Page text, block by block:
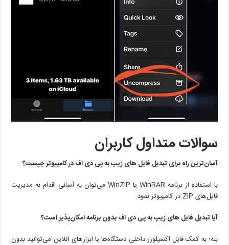
سوالات متداول کاربران
آسان‌ترین راه برای تبدیل فایل های زیپ به پی دی اف در کامپیوتر چیست؟
با استفاده از برنامه WinRAR یا WinZIP می‌توان به آسانی اقدام به مدیریت
فایل‌های ZIP در کامپیوتر نمود.
آیا تبدیل فایل های زیپ به پی دی اف بدون برنامه امکان‌پذیر است؟
بله؛ به کمک فایل اکسپلورر داخلی دستگاه‌ها یا ابزارهای آنلاین می‌توانید بدون